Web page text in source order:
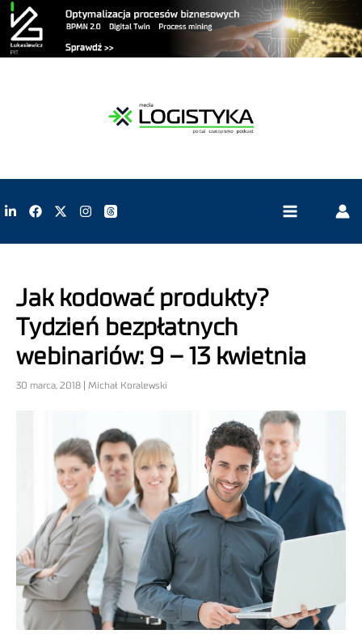
Jak kodować produkty?
Tydzień bezpłatnych
webinariów: 9 – 13 kwietnia
30 marca, 2018 | Michał Koralewski